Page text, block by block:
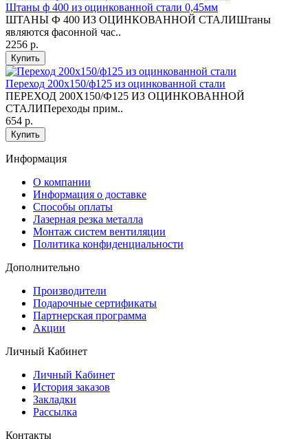
Штаны ф 400 из оцинкованной стали 0,45мм
ШТАНЫ Ф 400 ИЗ ОЦИНКОВАННОЙ СТАЛИШтаны
являются фасонной час..
2256 р.
Купить
Переход 200х150/ф125 из оцинкованной стали
ПЕРЕХОД 200Х150/Ф125 ИЗ ОЦИНКОВАННОЙ
СТАЛИПереходы прим..
654 р.
Купить
Информация
O компании
Информация о доставке
Способы оплаты
Лазерная резка металла
Монтаж систем вентиляции
Политика конфиденциальности
Дополнительно
Производители
Подарочные сертификаты
Партнерская программа
Акции
Личный Кабинет
Личный Кабинет
История заказов
Закладки
Рассылка
Контакты